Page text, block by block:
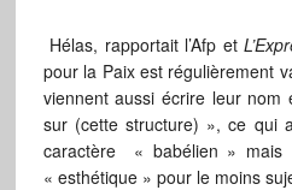
Hélas, rapportait l’Afp et
pour la Paix est régulièrement
viennent aussi écrire leur
sur (cette structure) », ce qui
caractère « babélien »
« esthétique » pour le moins